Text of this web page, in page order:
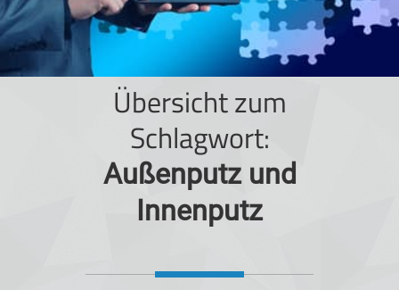
Übersicht zum
Schlagwort:
Außenputz und
Innenputz